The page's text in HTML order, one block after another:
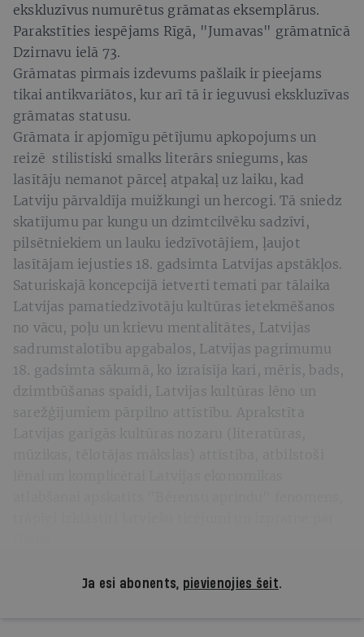
ekskluzīvus numurētus grāmatas eksemplārus.
Parakstīties iespējams Rīgā, "Jumavas" grāmatnīcā
Dzirnavu ielā 73.
Grāmatas pirmais izdevums pašlaik ir pieejams
tikai antikvariātos, kur arī tā ir ieguvusi ekskluzīvas
grāmatas statusu.
Grāmata ir apjomīgu pētījumu apkopojums un
reizē stilistiski smalks literārs sniegums, kas
lasītāju nemanot pārceļ atpakaļ uz laiku, kad
Latviju pārvaldīja muižkungi un hercogi. Tā sniedz
skatījumu par kungu un dzimtcilvēku sadzīvi,
pilsētniekiem un lauku iedzīvotājiem, ļaujot
lasītājam iejusties 18. gadsimta Latvijas apstākļos.
Saturiskajā koncepcijā ietverti temati par tālaika
Latvijas pamatiedzīvotāju kultūras ietekmēšanos
no vācu, poļu un krievu mentalitātes, Latvijas
sadrumstalotību apgabalos, Latvijas pagrimumu
18. gadsimta sākumā, ko izraisīja kari, mēris, bads,
dzimtbūšanas spaidi, Latvijas kultūras lēno un
sarežģījumiem pārpilno attīstību. Aprakstīta
Ja esi abonents, pievienojies šeit.